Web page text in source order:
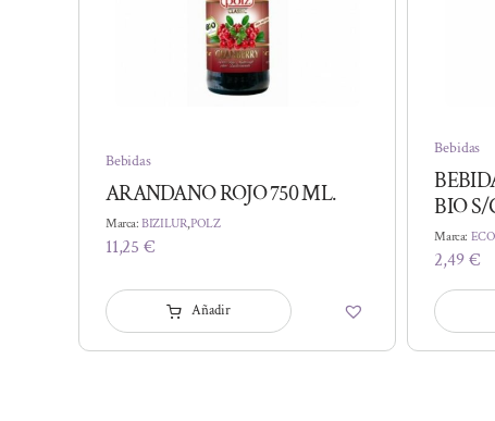
Bebidas
ARANDANO ROJO 750 ML.
Marca:BIZILUR,POLZ
11,25 €
Añadir
Bebidas
BIO
Marca:
2,49€